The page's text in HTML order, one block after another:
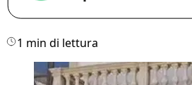
1 min di lettura